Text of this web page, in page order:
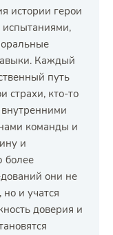
истории герои
испытаниями,
Каждый
путь
страхи, кто-то
команды и
и
более
они не
и учатся
доверия и